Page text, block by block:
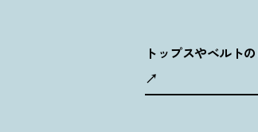
トップスやベルト